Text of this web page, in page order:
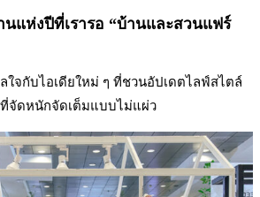
แห่งปีที่เรารอ “บ้านและสวนแฟร์
จกับไอเดียใหม่ ๆ ที่ชวนอัปเดตไลฟ์สไตล์
จัดหนักจัดเต็มแบบไม่แผ่ว